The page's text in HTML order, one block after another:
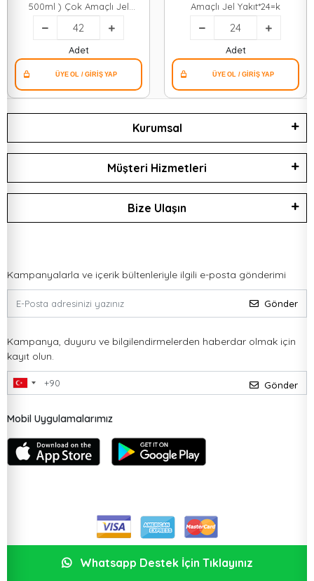
500ml ) Çok Amaçlı Jel
Yakıt*42=k
Adet
Amaçlı Jel Yakıt*24=k
Adet
Kurumsal
Müşteri Hizmetleri
Bize Ulaşın
Kampanyalarla ve içerik bültenleriyle ilgili e-posta gönderimi
Gönder
Kampanya, duyuru ve bilgilendirmelerden haberdar olmak için
kayıt olun.
Gönder
Mobil Uygulamalarımız
Whatsapp Destek İçin Tıklayınız